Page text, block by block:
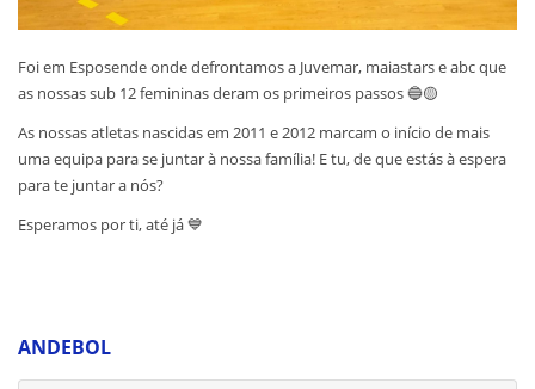
Foi em Esposende onde defrontamos a Juvemar, maiastars e abc que
as nossas sub 12 femininas deram os primeiros passos 🔵🟡
As nossas atletas nascidas em 2011 e 2012 marcam o início de mais
uma equipa para se juntar à nossa família! E tu, de que estás à espera
para te juntar a nós?
Esperamos por ti, até já 💙
ANDEBOL